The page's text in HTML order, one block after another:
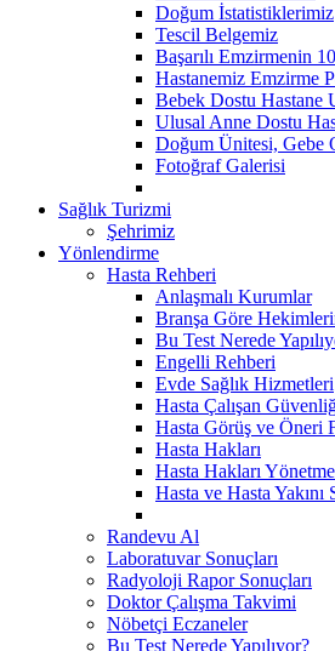
Doğum İstatistiklerimiz
Tescil Belgemiz
Başarılı Emzirmenin
Hastanemiz Emzirme
Bebek Dostu Hastane
Ulusal Anne Dostu
Doğum Ünitesi, Gebe
Fotoğraf Galerisi
Sağlık Turizmi
Şehrimiz
Yönlendirme
Hasta Rehberi
Anlaşmalı Kurumlar
Branşa Göre
Bu Test Nerede
Engelli Rehberi
Evde Sağlık Hizmetleri
Hasta Çalışan
Hasta Görüş ve Öneri
Hasta Hakları
Hasta Hakları
Hasta ve Hasta Yakını
Randevu Al
Laboratuvar Sonuçları
Radyoloji Rapor Sonuçları
Doktor Çalışma Takvimi
Nöbetçi Eczaneler
Bu Test Nerede Yapılıyor?